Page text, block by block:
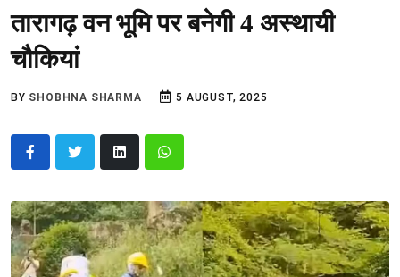
तारागढ़ वन भूमि पर बनेगी 4 अस्थायी
चौकियां
BY SHOBHNA SHARMA 5 AUGUST, 2025